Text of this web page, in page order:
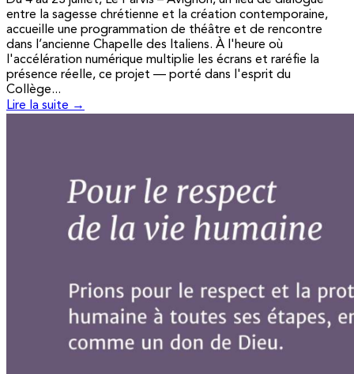
entre la sagesse chrétienne et la création contemporaine,
accueille une programmation de théâtre et de rencontre
dans l’ancienne Chapelle des Italiens. À l'heure où
l'accélération numérique multiplie les écrans et raréfie la
présence réelle, ce projet — porté dans l'esprit du
Collège...
Lire la suite →